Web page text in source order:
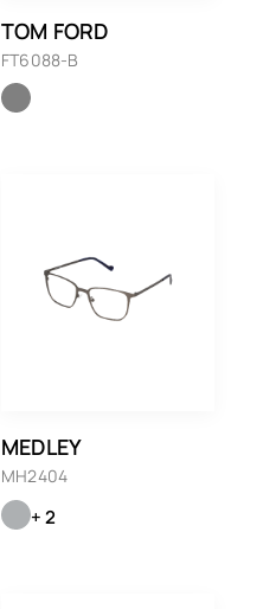
TOM FORD
FT6088-B
MEDLEY
MH2404
+ 2